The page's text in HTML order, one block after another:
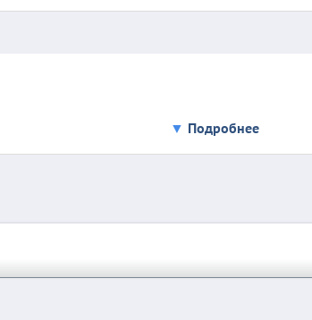
Подробнее